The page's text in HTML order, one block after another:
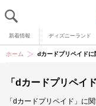
新着情報 ディズニーランド
ホーム dカードプリペイドに
「dカードプリペイ
「dカードプリペイド」に